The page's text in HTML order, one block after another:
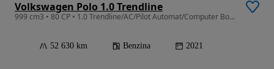
Volkswagen Polo 1.0 Trendline
999 cm3 • 80 CP • 1.0 Trendline/AC/Pilot Automat/Computer Bord/Proiectoare/Garantie!!!
52 630 km Benzina 2021